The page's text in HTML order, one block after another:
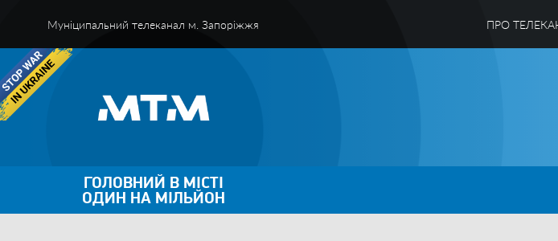
Муніципальний телеканал м. Запоріжжя ПРО
ГОЛОВНИЙ В МІСТІ
ОДИН НА МІЛЬЙОН